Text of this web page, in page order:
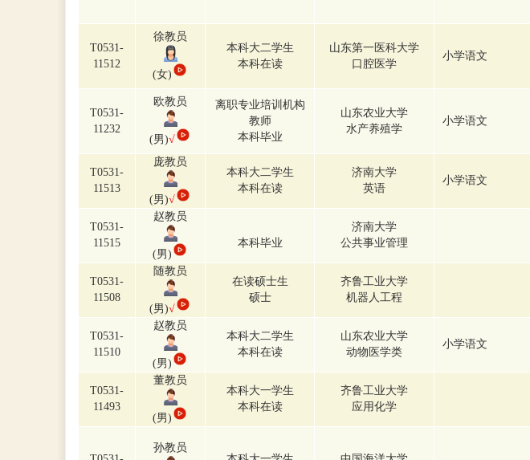
T0531-
11512
徐教员
(女)
本科大二学生
本科在读
山东第一医科大学
口腔医学
小学语文
T0531-
11232
欧教员
(男)√
离职专业培训机构
教师
本科毕业
山东农业大学
水产养殖学
小学语文
T0531-
11513
庞教员
(男)√
本科大二学生
本科在读
济南大学
英语
小学语文
T0531-
11515
赵教员
(男)
本科毕业
济南大学
公共事业管理
T0531-
11508
随教员
(男)√
在读硕士生
硕士
齐鲁工业大学
机器人工程
T0531-
11510
赵教员
(男)
本科大二学生
本科在读
山东农业大学
动物医学类
小学语文
T0531-
11493
董教员
(男)
本科大一学生
本科在读
齐鲁工业大学
应用化学
孙教员